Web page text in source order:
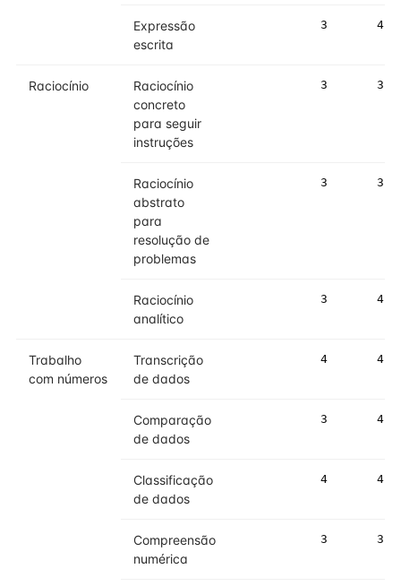
Expressão
escrita
3 4
Raciocínio
Raciocínio
concreto
para seguir
instruções
3 3
Raciocínio
abstrato
para
resolução de
problemas
3 3
Raciocínio
analítico
3 4
Trabalho
com números
Transcrição
de dados
4 4
Comparação
de dados
3 4
Classificação
de dados
4 4
Compreensão
numérica
3 3